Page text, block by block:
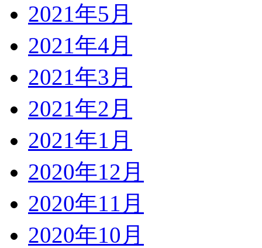
2021年5月
2021年4月
2021年3月
2021年2月
2021年1月
2020年12月
2020年11月
2020年10月